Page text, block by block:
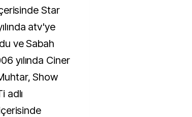
Star
atv'ye
ve Sabah
yılında Ciner
Show
adlı